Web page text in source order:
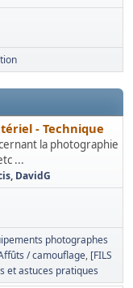
- Technique
la photographie
...
, DavidG
photographes
/ camouflage [FILS
et astuces pratiques